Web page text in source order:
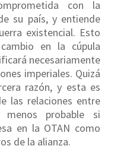
con la
su país, y entiende
existencial. Esto
en la cúpula
necesariamente
imperiales. Quizá
razón, y esta es
las relaciones entre
probable si
en la OTAN como
de la alianza.